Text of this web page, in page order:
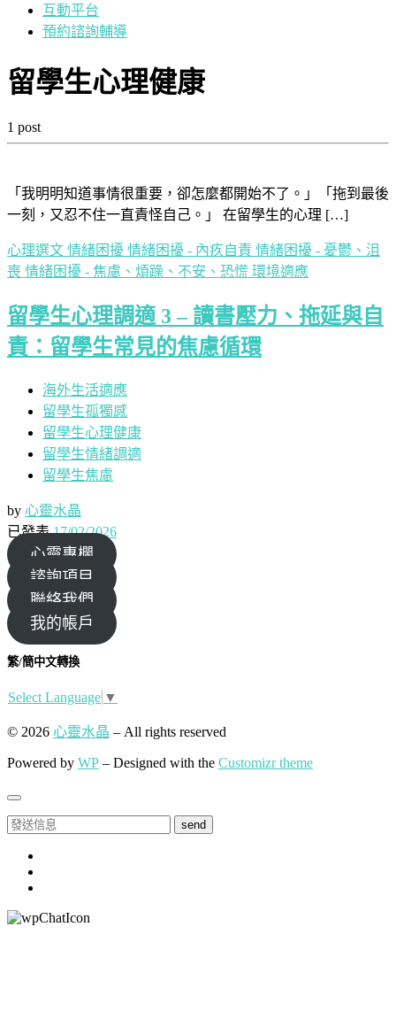
互動平台
預約諮詢輔導
留學生心理健康
1 post
「我明明知道事情很重要，卻怎麼都開始不了。」「拖到最後
一刻，又忍不住一直責怪自己。」 在留學生的心理 […]
心理選文 情緒困擾 情緒困擾 - 內疚自責 情緒困擾 - 憂鬱、沮
喪 情緒困擾 - 焦慮、煩躁、不安、恐慌 環境適應
留學生心理調適 3 – 讀書壓力、拖延與自
責：留學生常見的焦慮循環
海外生活適應
留學生孤獨感
留學生心理健康
留學生情緒調適
留學生焦慮
by 心靈水晶
已發表17/02/2026
心靈專欄
諮詢項目
聯絡我們
我的帳戶
繁/簡中文轉換
Select Language ▼
© 2026 心靈水晶 – All rights reserved
Powered by WP – Designed with the Customizr theme
send